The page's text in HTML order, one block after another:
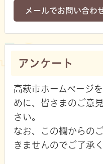
メールでお問い合わ
アンケート
高萩市ホームページ
めに、皆さまのご意
さい。
なお、この欄からの
きませんのでご了承